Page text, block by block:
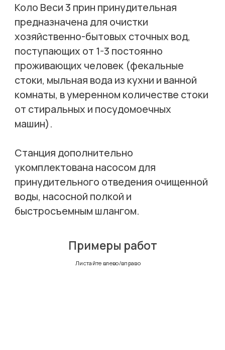
Коло Веси 3 прин принудительная
предназначена для очистки
хозяйственно-бытовых сточных вод,
поступающих от 1-3 постоянно
проживающих человек (фекальные
стоки, мыльная вода из кухни и ванной
комнаты, в умеренном количестве стоки
от стиральных и посудомоечных
машин).
Станция дополнительно
укомплектована насосом для
принудительного отведения очищенной
воды, насосной полкой и
быстросъемным шлангом.
Примеры работ
Листайте влево/вправо